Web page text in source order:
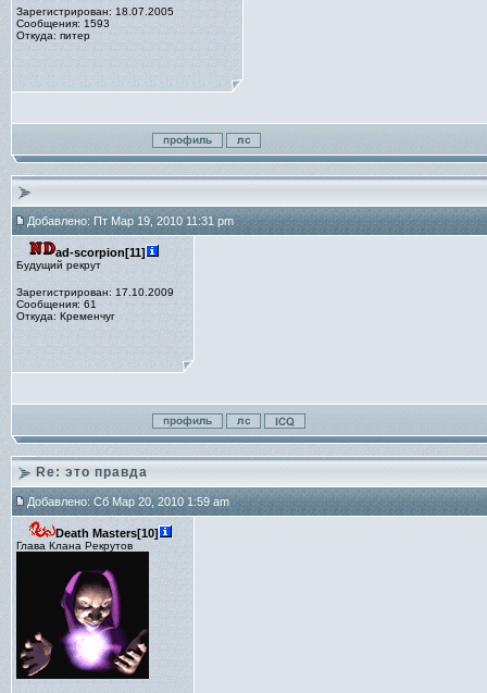
Зарегистрирован: 18.07.2005
Сообщения: 1593
Откуда: питер
Добавлено: Пт Мар 19, 2010 11:31 pm
ad-scorpion[11]
Будущий рекрут
Зарегистрирован: 17.10.2009
Сообщения: 61
Откуда: Кременчуг
Re: это правда
Добавлено: Сб Мар 20, 2010 1:59 am
Death Masters[10]
Глава Клана Рекрутов